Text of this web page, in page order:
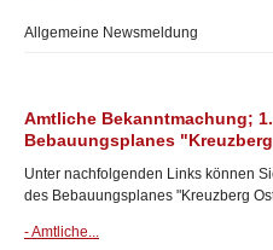
Allgemeine Newsmeldung
Amtliche Bekanntmachung;
Bebauungsplanes
Unter nachfolgenden Links können
des Bebauungsplanes "Kreuzberg
- Amtliche...